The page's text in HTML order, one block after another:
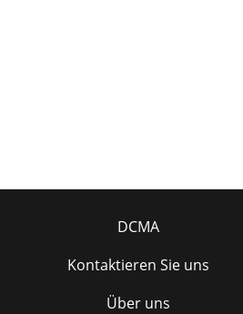
DCMA
Kontaktieren Sie uns
Über uns